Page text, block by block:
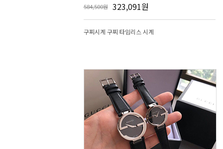
584,500원 323,091원
구찌시계 구찌 타임리스 시계